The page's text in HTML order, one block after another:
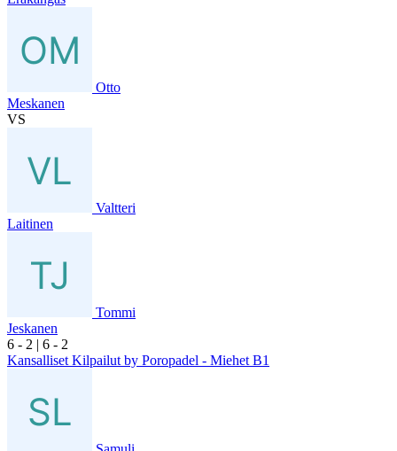
Otto
Meskanen
VS
Valtteri
Laitinen
Tommi
Jeskanen
6 - 2 | 6 - 2
Kansalliset Kilpailut by Poropadel - Miehet B1